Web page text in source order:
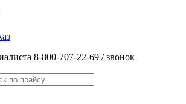
8-800-707-22-69 / звонок